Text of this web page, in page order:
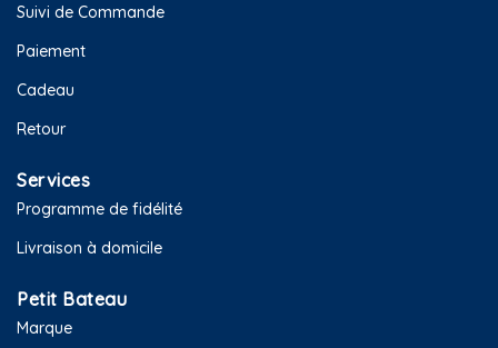
Suivi de Commande
Paiement
Cadeau
Retour
Services
Programme de fidélité
Livraison à domicile
Petit Bateau
Marque